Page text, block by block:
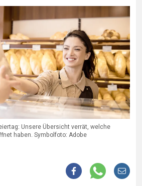
Unsere Übersicht verrät, welche
haben. Symbolfoto: Adobe